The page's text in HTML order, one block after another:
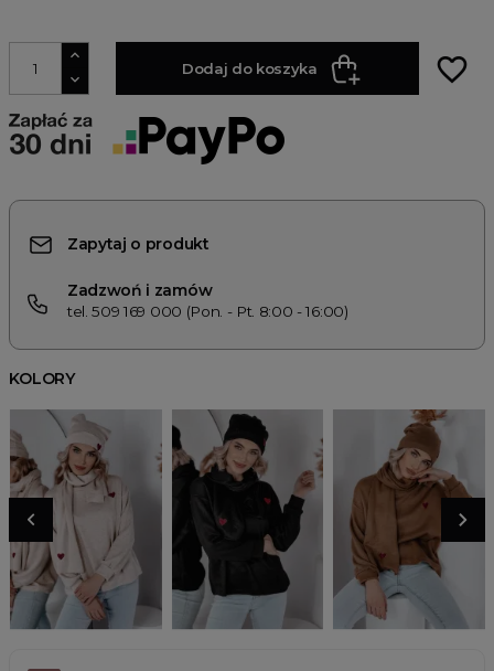
Dodaj do koszyka favorite_border
Zapytaj o produkt
Zadzwoń i zamów
tel. 509 169 000 (Pon. - Pt. 8:00 - 16:00)
KOLORY